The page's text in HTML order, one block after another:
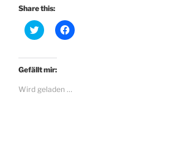
Share this:
K
l
k
,
u
m
ü
K
l
a
Gefällt mir:
Wird geladen …